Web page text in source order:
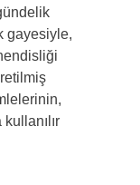
gayesiyle,